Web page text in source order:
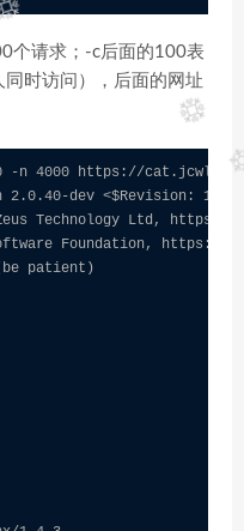
个请求；-c后面的100表
同时访问），后面的网址
-n 4000 https://
2.0.40-dev <$Revision:
Technology Ltd,
Foundation, https://
patient)